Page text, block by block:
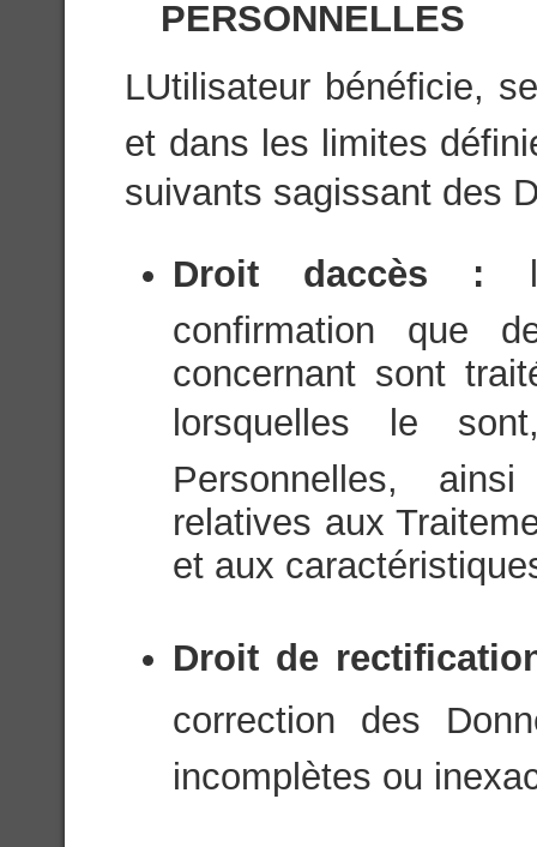
PERSONNELLES
LUtilisateur bénéficie,
et dans les limites
suivants sagissant des
Droit daccès :
confirmation que
concernant sont
lorsquelles le
Personnelles,
relatives aux
et aux
Droit de
correction des
incomplètes ou